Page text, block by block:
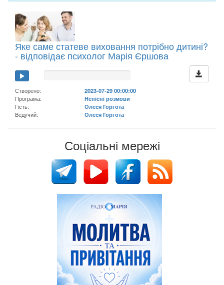
Яке саме статеве виховання потрібно дитині?
- відповідає психолог Марія Єршова
Створено:
2023-07-29 00:00:00
Програма:
Непісні розмови
Гість:
Олеся Горгота
Ведучий:
Олеся Горгота
Соціальні мережі